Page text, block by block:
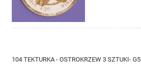
104 TEKTURKA - OSTROKRZEW 3 SZTUKI- G5